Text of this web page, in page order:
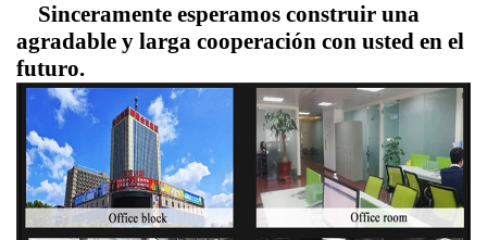
Sinceramente esperamos construir una
agradable y larga cooperación con usted en el
futuro.